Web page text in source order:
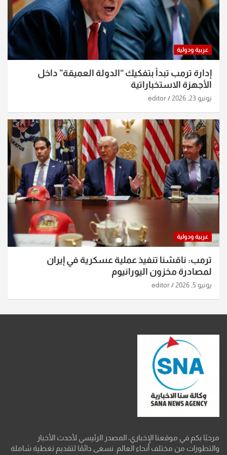
عربية ودولية
إدارة ترمب تبدأ بتفكيك “الدولة العميقة” داخل
الأجهزة الاستخباراتية
يونيو 23, 2026 editor
عربية ودولية
ترمب: ناقشنا تنفيذ عملية عسكرية في إيران
لمصادرة مخزون اليورانيوم
يونيو 5, 2026 editor
مرحبًا بكم في موقعنا الإخباري، المصدر الرئيسي لأحدث الأخبار
والتطورات من مختلف أنحاء العالم. نسعى دائمًا لتقديم تغطية شاملة